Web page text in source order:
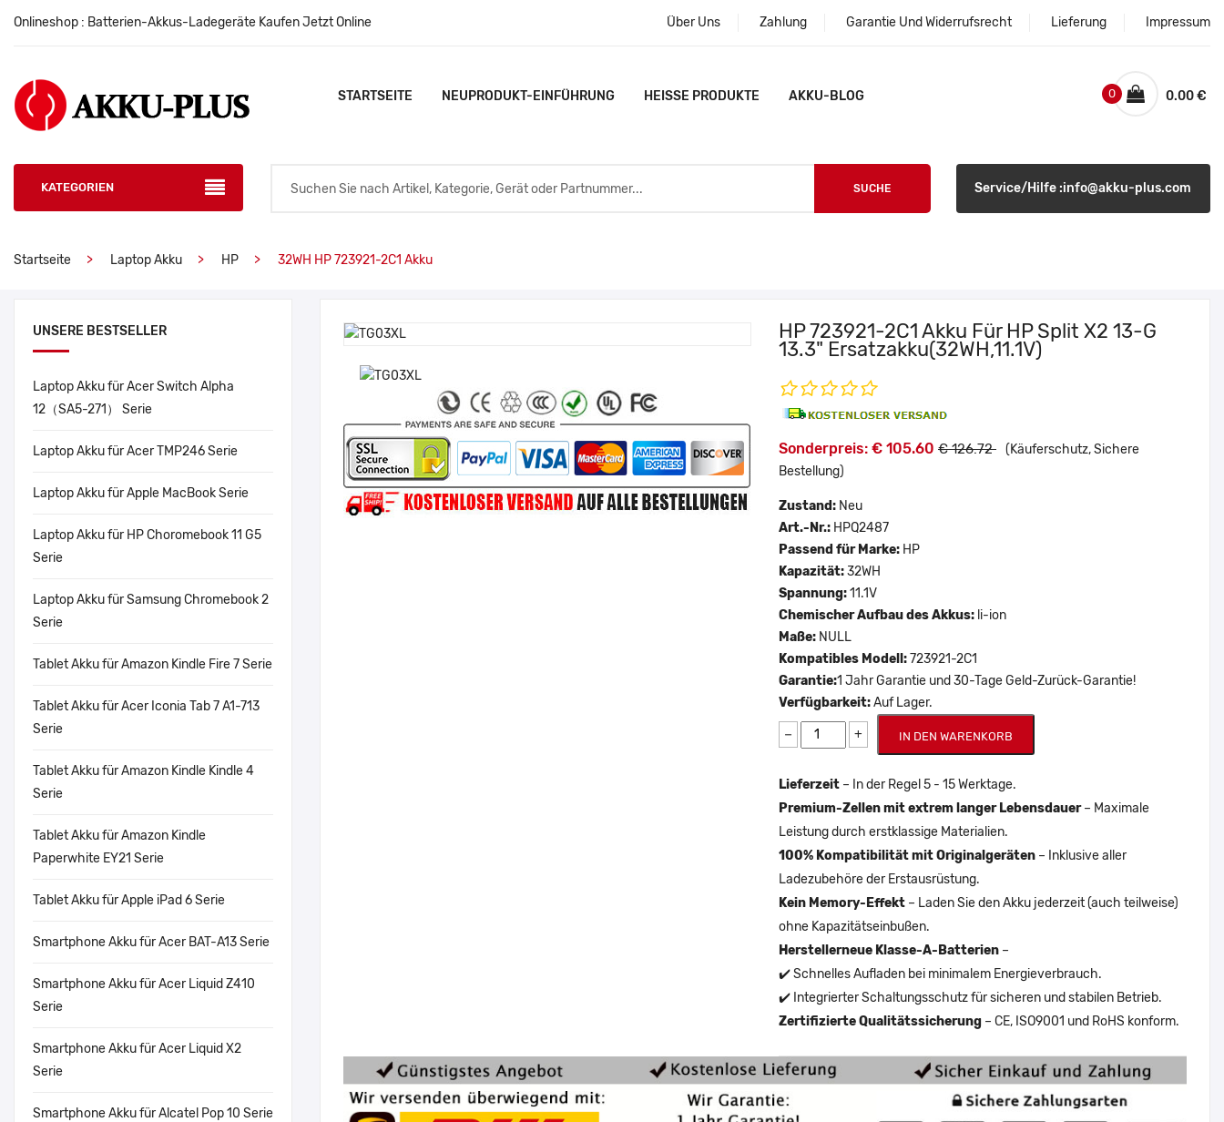
Onlineshop : Batterien-Akkus-Ladegeräte Kaufen Jetzt Online Über Uns Zahlung Garantie Und Widerrufsrecht Lieferung Impressum
STARTSEITE NEUPRODUKT-EINFÜHRUNG HEISSE PRODUKTE AKKU-BLOG 0.00 €
0
KATEGORIEN SUCHE Service/Hilfe :info@akku-plus.com
Startseite Laptop Akku HP 32WH HP 723921-2C1 Akku
UNSERE BESTSELLER
Laptop Akku für Acer Switch Alpha
12（SA5-271） Serie
Laptop Akku für Acer TMP246 Serie
Laptop Akku für Apple MacBook Serie
Laptop Akku für HP Choromebook 11 G5
Serie
Laptop Akku für Samsung Chromebook 2
Serie
Tablet Akku für Amazon Kindle Fire 7 Serie
Tablet Akku für Acer Iconia Tab 7 A1-713
Serie
Tablet Akku für Amazon Kindle Kindle 4
Serie
Tablet Akku für Amazon Kindle
Paperwhite EY21 Serie
Tablet Akku für Apple iPad 6 Serie
Smartphone Akku für Acer BAT-A13 Serie
Smartphone Akku für Acer Liquid Z410
Serie
Smartphone Akku für Acer Liquid X2
Serie
Smartphone Akku für Alcatel Pop 10 Serie
HP 723921-2C1 Akku Für HP Split X2 13-G
13.3" Ersatzakku(32WH,11.1V)
Sonderpreis: € 105.60 € 126.72 (Käuferschutz, Sichere
Bestellung)
Zustand: Neu
Art.-Nr.: HPQ2487
Passend für Marke: HP
Kapazität:32WH
Spannung:11.1V
Chemischer Aufbau des Akkus: li-ion
Maße: NULL
Kompatibles Modell:723921-2C1
Garantie:1 Jahr Garantie und 30-Tage Geld-Zurück-Garantie!
Verfügbarkeit:Auf Lager.
− + IN DEN WARENKORB
Lieferzeit – In der Regel 5 - 15 Werktage.
Premium-Zellen mit extrem langer Lebensdauer– Maximale
Leistung durch erstklassige Materialien.
100% Kompatibilität mit Originalgeräten – Inklusive aller
Ladezubehöre der Erstausrüstung.
Kein Memory-Effekt – Laden Sie den Akku jederzeit (auch teilweise)
ohne Kapazitätseinbußen.
Herstellerneue Klasse-A-Batterien –
✔️ Schnelles Aufladen bei minimalem Energieverbrauch.
✔️ Integrierter Schaltungsschutz für sicheren und stabilen Betrieb.
Zertifizierte Qualitätssicherung – CE, ISO9001 und RoHS konform.